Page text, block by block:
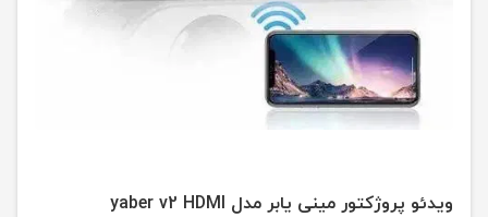
ویدئو پروژکتور مینی یابر مدل yaber v2 HDMI